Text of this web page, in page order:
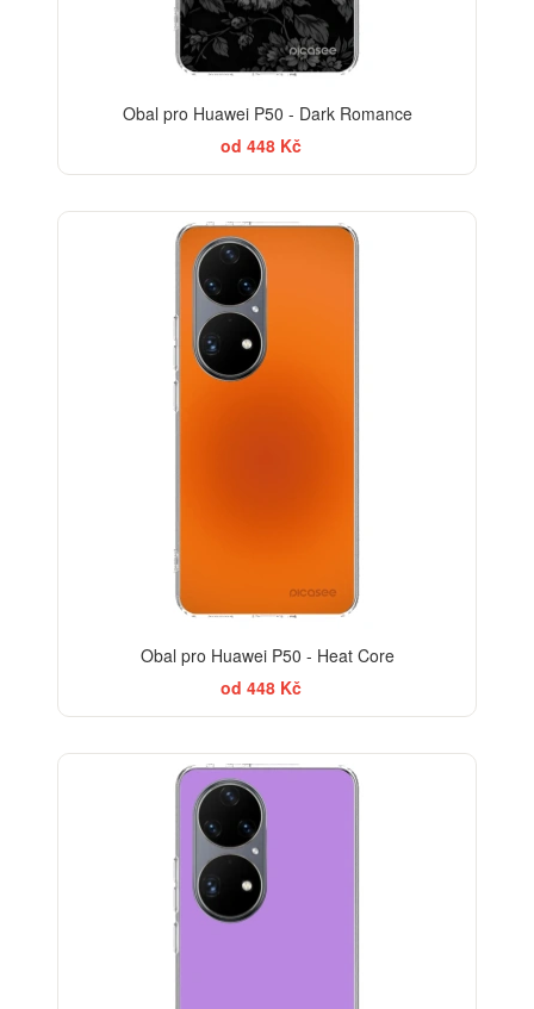
Obal pro Huawei P50 - Dark Romance
od 448 Kč
Obal pro Huawei P50 - Heat Core
od 448 Kč